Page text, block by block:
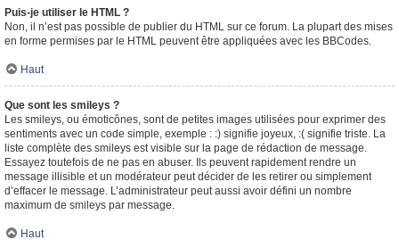
Puis-je utiliser le HTML ?
Non, il n’est pas possible de publier du HTML sur ce forum. La plupart des mises
en forme permises par le HTML peuvent être appliquées avec les BBCodes.
Haut
Que sont les smileys ?
Les smileys, ou émoticônes, sont de petites images utilisées pour exprimer des
sentiments avec un code simple, exemple : :) signifie joyeux, :( signifie triste. La
liste complète des smileys est visible sur la page de rédaction de message.
Essayez toutefois de ne pas en abuser. Ils peuvent rapidement rendre un
message illisible et un modérateur peut décider de les retirer ou simplement
d’effacer le message. L’administrateur peut aussi avoir défini un nombre
maximum de smileys par message.
Haut